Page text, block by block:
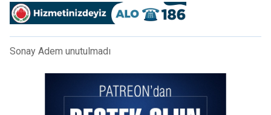
Sonay Adem unutulmadı